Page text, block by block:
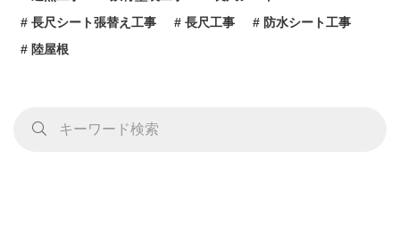
長尺シート張替え工事
長尺工事
防水シート工事
陸屋根